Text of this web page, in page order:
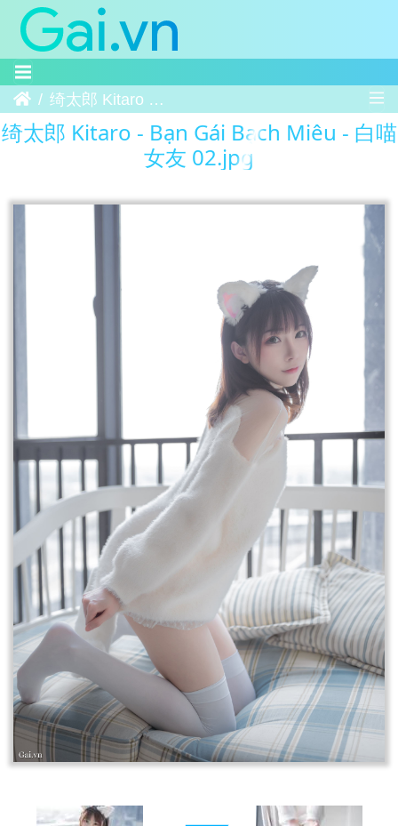
Trang chủ绮太郎 Kitaro - Bạn Gái Bạch Miêu - 白喵女友 02
绮太郎 Kitaro - Bạn Gái Bạch Miêu - 白喵
女友 02.jpg